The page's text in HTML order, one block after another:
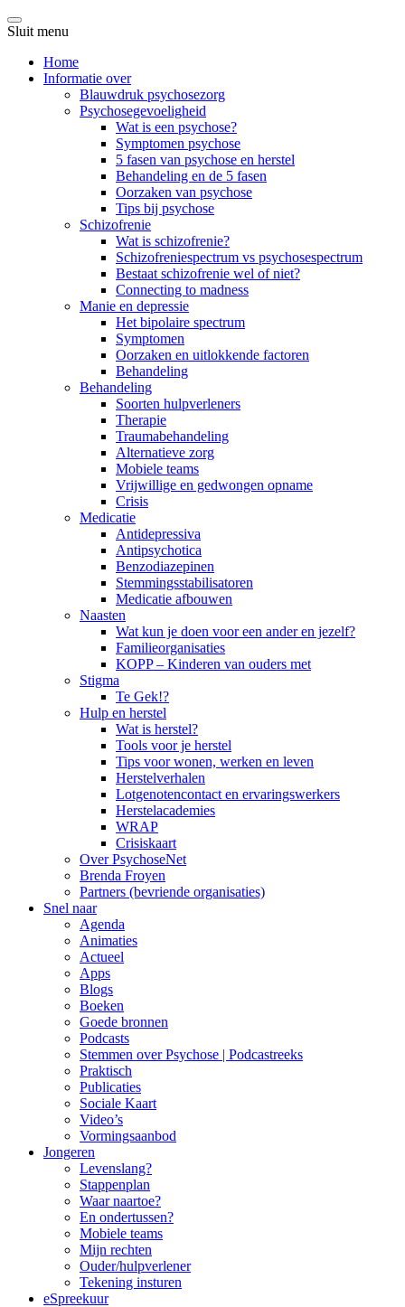
Sluit menu
Home
Informatie over
Blauwdruk psychosezorg
Psychosegevoeligheid
Wat is een psychose?
Symptomen psychose
5 fasen van psychose en herstel
Behandeling en de 5 fasen
Oorzaken van psychose
Tips bij psychose
Schizofrenie
Wat is schizofrenie?
Schizofreniespectrum vs psychosespectrum
Bestaat schizofrenie wel of niet?
Connecting to madness
Manie en depressie
Het bipolaire spectrum
Symptomen
Oorzaken en uitlokkende factoren
Behandeling
Behandeling
Soorten hulpverleners
Therapie
Traumabehandeling
Alternatieve zorg
Mobiele teams
Vrijwillige en gedwongen opname
Crisis
Medicatie
Antidepressiva
Antipsychotica
Benzodiazepinen
Stemmingsstabilisatoren
Medicatie afbouwen
Naasten
Wat kun je doen voor een ander en jezelf?
Familieorganisaties
KOPP – Kinderen van ouders met
Stigma
Te Gek!?
Hulp en herstel
Wat is herstel?
Tools voor je herstel
Tips voor wonen, werken en leven
Herstelverhalen
Lotgenotencontact en ervaringswerkers
Herstelacademies
WRAP
Crisiskaart
Over PsychoseNet
Brenda Froyen
Partners (bevriende organisaties)
Snel naar
Agenda
Animaties
Actueel
Apps
Blogs
Boeken
Goede bronnen
Podcasts
Stemmen over Psychose | Podcastreeks
Praktisch
Publicaties
Sociale Kaart
Video’s
Vormingsaanbod
Jongeren
Levenslang?
Stappenplan
Waar naartoe?
En ondertussen?
Mobiele teams
Mijn rechten
Ouder/hulpverlener
Tekening insturen
eSpreekuur